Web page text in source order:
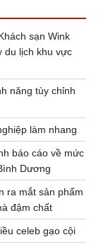
sạn Wink
du lịch khu vực
năng tùy chỉnh
làm nhang
báo cáo về mức
Dương
ra mắt sản phẩm
đậm chất
celeb gạo cội